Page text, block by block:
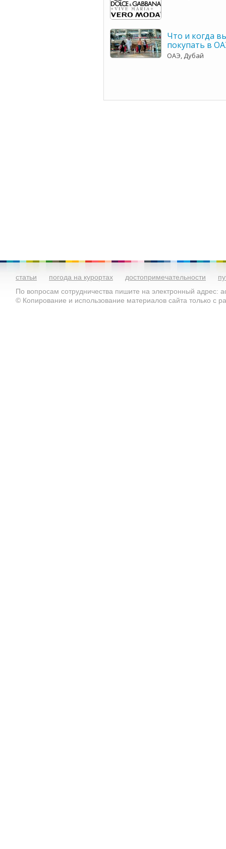
Что и когда
покупать в
ОАЭ, Дубай
статьи погода на курортах достопримечательности
По вопросам сотрудничества пишите на электронный адрес:
© Копирование и использование материалов сайта только с